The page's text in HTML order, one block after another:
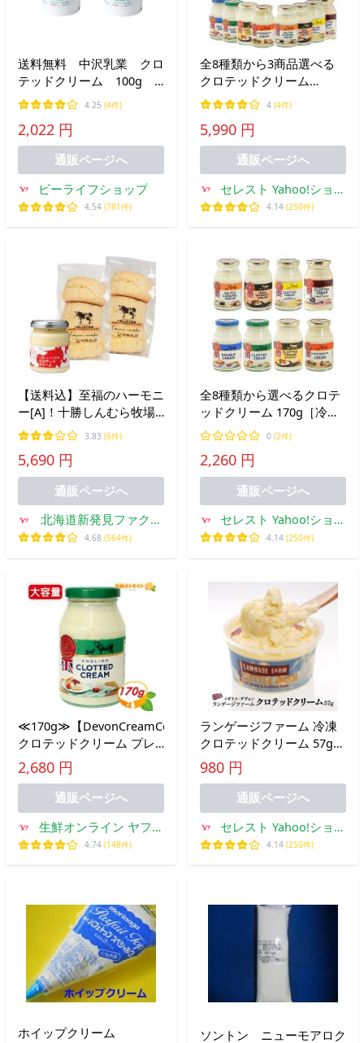
送料無料 中沢乳業 クロ
テッドクリーム 100g
x2個【冷蔵】 製菓 製パン
手作り 業務用 送料込み
4.25 (4件)
2,022 円
通販ページへ
ビーライフショップ
4.54 (781件)
全8種類から3商品選べる
クロテッドクリーム
170g［冷蔵のみ］【3〜4
営業日以内に出荷】
4 (4件)
5,990 円
通販ページへ
セレスト Yahoo!ショッ
ピング店
4.14 (250件)
【送料込】至福のハーモニ
ー[A]！十勝しんむら牧場
スコーン(3個入)×2袋 とク
ロテッドクリーム1個のセ
ット 箱入 お中元 誕生日
ギフト
3.83 (6件)
5,690 円
通販ページへ
北海道新発見ファクト
リー
4.68 (564件)
全8種類から選べるクロテ
ッドクリーム 170g［冷蔵
のみ］【3〜4営業日以内
に出荷】
0 (2件)
2,260 円
通販ページへ
セレスト Yahoo!ショッ
ピング店
4.14 (250件)
≪170g≫【DevonCreamCompany】
クロテッドクリーム プレ
ーン 大容量 ミルク 乳製品
濃厚 クリーム スコーン マ
フィン パン 料理 ギフト
クール冷蔵【コストコ】
2,680 円
通販ページへ
生鮮オンライン ヤフー
店
4.74 (148件)
ランゲージファーム 冷凍
クロテッドクリーム 57g×1
個［冷凍のみ］イギリス
デヴォンシャー【3〜4営
業日以内に出荷】
980 円
通販ページへ
セレスト Yahoo!ショッ
ピング店
4.14 (250件)
ホイップクリーム
ソントン ニューモアロク